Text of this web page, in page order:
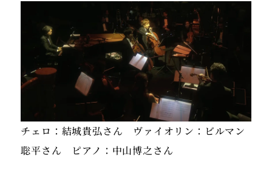
チェロ：結城貴弘さん ヴァイオリン：ビルマン
聡平さん ピアノ：中山博之さん